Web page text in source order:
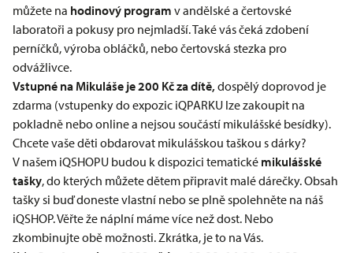
můžete na hodinový program v andělské a čertovské
laboratoři a pokusy pro nejmladší. Také vás čeká zdobení
perníčků, výroba obláčků, nebo čertovská stezka pro
odvážlivce.
Vstupné na Mikuláše je 200 Kč za dítě, dospělý doprovod je
zdarma (vstupenky do expozic iQPARKU lze zakoupit na
pokladně nebo online a nejsou součástí mikulášské besídky).
Chcete vaše děti obdarovat mikulášskou taškou s dárky?
V našem iQSHOPU budou k dispozici tematické mikulášské
tašky, do kterých můžete dětem připravit malé dárečky. Obsah
tašky si buď doneste vlastní nebo se plně spolehněte na náš
iQSHOP. Věřte že náplní máme více než dost. Nebo
zkombinujte obě možnosti. Zkrátka, je to na Vás.